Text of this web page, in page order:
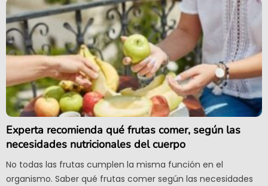
Experta recomienda qué frutas comer, según las
necesidades nutricionales del cuerpo
No todas las frutas cumplen la misma función en el
organismo. Saber qué frutas comer según las necesidades